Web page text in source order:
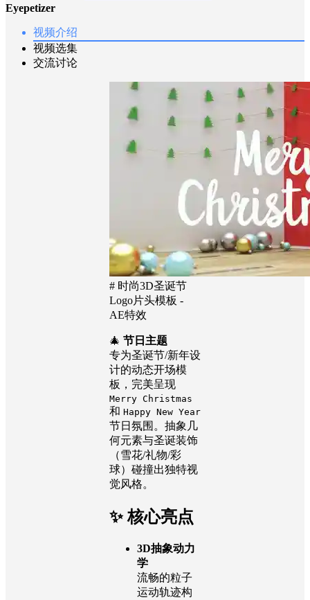
Eyepetizer
视频介绍
视频选集
交流讨论
# 时尚3D圣诞节
Logo片头模板 -
AE特效
🎄 节日主题
专为圣诞节/新年设
计的动态开场模
板，完美呈现
Merry Christmas
和 Happy New Year
节日氛围。抽象几
何元素与圣诞装饰
（雪花/礼物/彩
球）碰撞出独特视
觉风格。
✨ 核心亮点
3D抽象动力
学
流畅的粒子
运动轨迹构